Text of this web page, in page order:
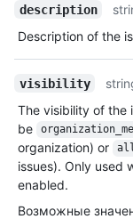
description
Description of the
visibility
The visibility of the
be
organization) or
issues). Only used
enabled.
Возможные